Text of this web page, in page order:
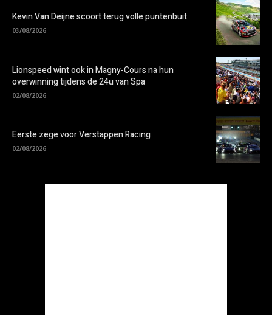
Kevin Van Deijne scoort terug volle puntenbuit
03/08/2026
Lionspeed wint ook in Magny-Cours na hun
overwinning tijdens de 24u van Spa
02/08/2026
Eerste zege voor Verstappen Racing
02/08/2026